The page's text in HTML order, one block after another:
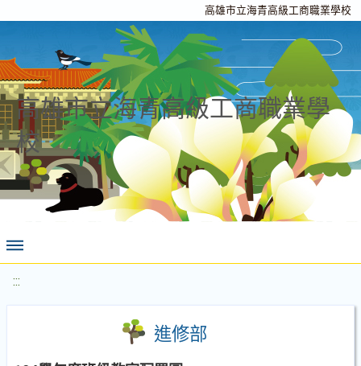
高雄市立海青高級工商職業學校
高雄市立海青高級工商職業學
校
:::
進修部